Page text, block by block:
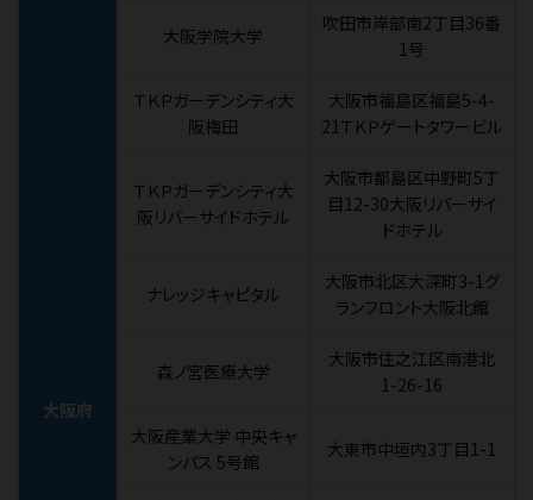
大阪府
大阪学院大学
吹田市岸部南2丁目36番
1号
ＴＫＰガーデンシティ大
阪梅田
大阪市福島区福島5-4-
21ＴＫＰゲートタワービル
ＴＫＰガーデンシティ大
阪リバーサイドホテル
大阪市都島区中野町5丁
目12-30大阪リバーサイ
ドホテル
ナレッジキャピタル
大阪市北区大深町3-1グ
ランフロント大阪北館
森ノ宮医療大学
大阪市住之江区南港北
1-26-16
大阪産業大学 中央キャ
ンパス 5号館
大東市中垣内3丁目1-1